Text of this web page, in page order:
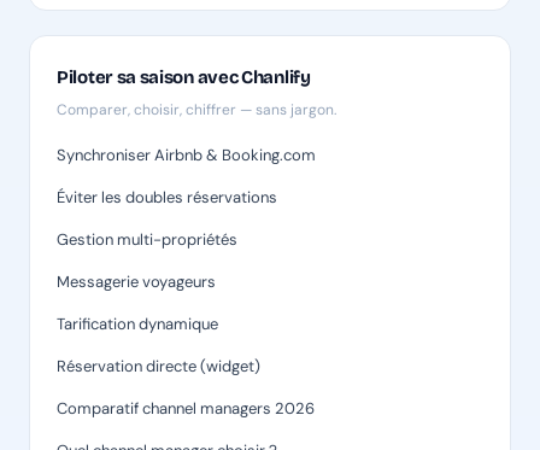
Piloter sa saison avec Chanlify
Comparer, choisir, chiffrer — sans jargon.
Synchroniser Airbnb & Booking.com
Éviter les doubles réservations
Gestion multi-propriétés
Messagerie voyageurs
Tarification dynamique
Réservation directe (widget)
Comparatif channel managers 2026